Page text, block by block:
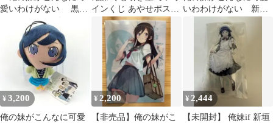
愛いわけがない 黒猫/
あやせ』特典『クリア
ファイル』
インくじ あやせポスト
カード【非売品】
いわわけがない 新垣
あやせ フィギュア
SEGAサマービーチ
¥ 3,200
俺の妹がこんなに可愛
¥ 2,200
【非売品】俺の妹がこ
¥ 2,444
【未開封】 俺妹if 新垣